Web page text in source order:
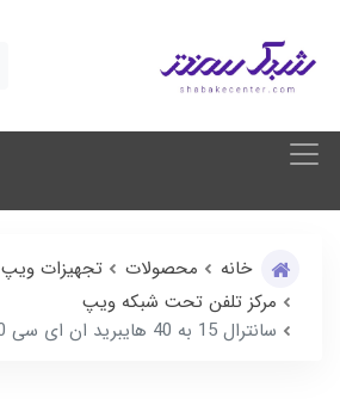
خانه محصولات
تجهیزات ویپ
مرکز تلفن تحت شبکه ویپ
سانترال 15 به 40 هایبرید ان ای سی NEC SL2100